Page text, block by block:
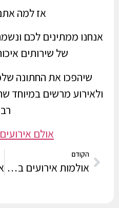
אז למה
אנחנו ממתינים לכם
של שירותים
שיהפכו את החתונה
ולאירוע מרשים במיוחד
אולם
הקודם
אולמות אירועים בחדרה